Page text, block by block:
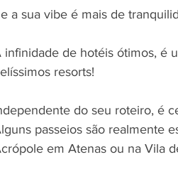
a sua vibe é mais de
infinidade de hotéis ótimos, é
resorts!
do seu roteiro, é
passeios são realmente
em Atenas ou na Vila